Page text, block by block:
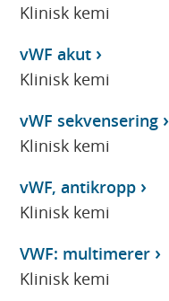
Klinisk kemi
vWF akut
Klinisk kemi
vWF sekvensering
Klinisk kemi
vWF, antikropp
Klinisk kemi
VWF: multimerer
Klinisk kemi